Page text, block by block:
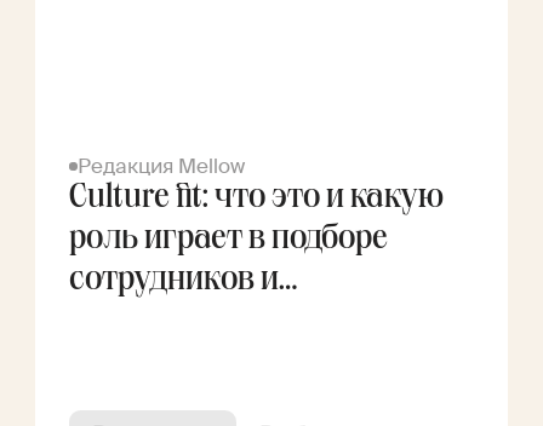
Редакция Mellow
Culture fit: что это и какую
роль играет в подборе
сотрудников и